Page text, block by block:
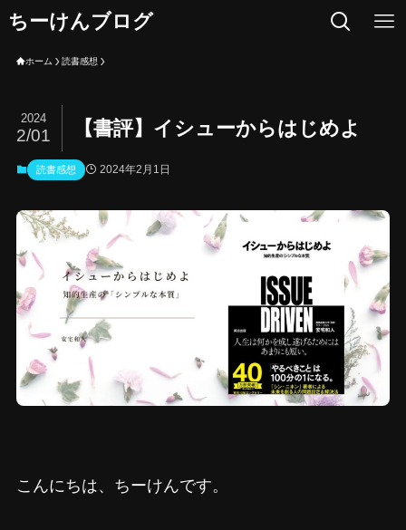
ちーけんブログ
ホーム 読書感想
【書評】イシューからはじめよ
2024
2/01
読書感想 2024年2月1日
こんにちは、ちーけんです。